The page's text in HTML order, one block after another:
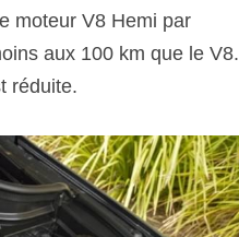
moteur V8 Hemi par
aux 100 km que le V8.
réduite.